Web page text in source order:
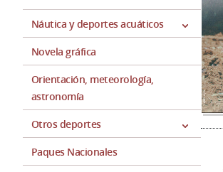
Náutica y deportes acuáticos
Novela gráfica
Orientación, meteorología,
astronomía
Otros deportes
Paques Nacionales